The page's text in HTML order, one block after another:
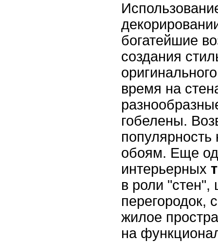
богатейшие
создания
время на
гобелены.
популярность
обоям. Еще
интерьерных
в роли
перегородок,
жилое
на